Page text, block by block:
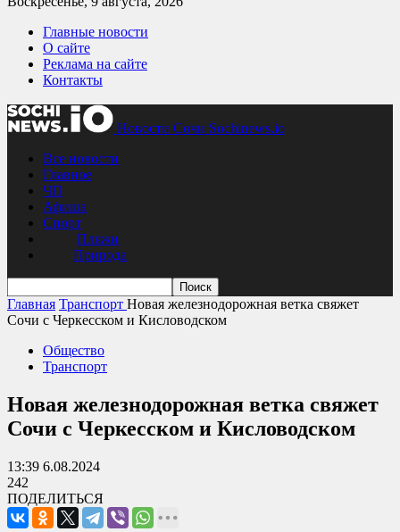
Главные новости
О сайте
Реклама на сайте
Контакты
Новости Сочи Sochinews.io
Все новости
Главное
ЧП
Афиша
Спорт
Пляжи
Природа
Главная Транспорт Новая железнодорожная ветка свяжет
Сочи с Черкесском и Кисловодском
Общество
Транспорт
Новая железнодорожная ветка свяжет
Сочи с Черкесском и Кисловодском
13:39 6.08.2024
242
ПОДЕЛИТЬСЯ